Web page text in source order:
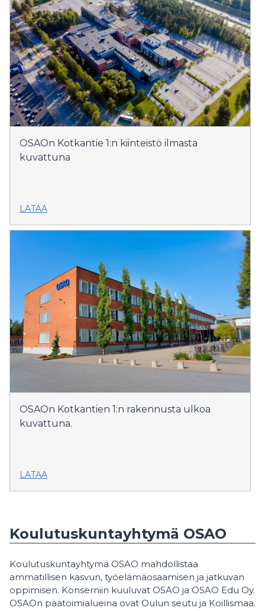
OSAOn Kotkantie 1:n kiinteistö ilmasta
kuvattuna
LATAA
OSAOn Kotkantien 1:n rakennusta ulkoa
kuvattuna.
LATAA
Koulutuskuntayhtymä OSAO
Koulutuskuntayhtymä OSAO mahdollistaa
ammatillisen kasvun, työelämäosaamisen ja jatkuvan
oppimisen. Konserniin kuuluvat OSAO ja OSAO Edu Oy.
OSAOn päätoimialueina ovat Oulun seutu ja Koillismaa.